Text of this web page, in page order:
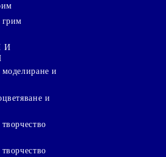
грим
И
моделиране и
и